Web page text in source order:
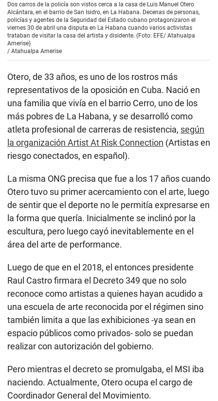
Dos carros de la policía son vistos cerca a la casa de Luis Manuel Otero
Alcántara, en el barrio de San Isidro, en La Habana. Decenas de personas,
policías y agentes de la Seguridad del Estado cubano protagonizaron el
viernes 30 de abril una disputa en La Habana cuando varios activistas
trataban de visitar la casa del artista y disidente. (Foto: EFE/ Atahualpa
Amerise)
/ Atahualpa Amerise
Otero, de 33 años, es uno de los rostros más
representativos de la oposición en Cuba. Nació en
una familia que vivía en el barrio Cerro, uno de los
más pobres de La Habana, y se desarrolló como
atleta profesional de carreras de resistencia, según
la organización Artist At Risk Connection (Artistas en
riesgo conectados, en español).
La misma ONG precisa que fue a los 17 años cuando
Otero tuvo su primer acercamiento con el arte, luego
de sentir que el deporte no le permitía expresarse en
la forma que quería. Inicialmente se inclinó por la
escultura, pero luego cayó inevitablemente en el
área del arte de performance.
Luego de que en el 2018, el entonces presidente
Raul Castro firmara el Decreto 349 que no solo
reconoce como artistas a quienes hayan acudido a
una escuela de arte reconocida por el régimen sino
también limita a que las exhibiciones -ya sean en
espacio públicos como privados- solo se puedan
realizar con autorización del gobierno.
Pero mientras el decreto se promulgaba, el MSI iba
naciendo. Actualmente, Otero ocupa el cargo de
Coordinador General del Movimiento.